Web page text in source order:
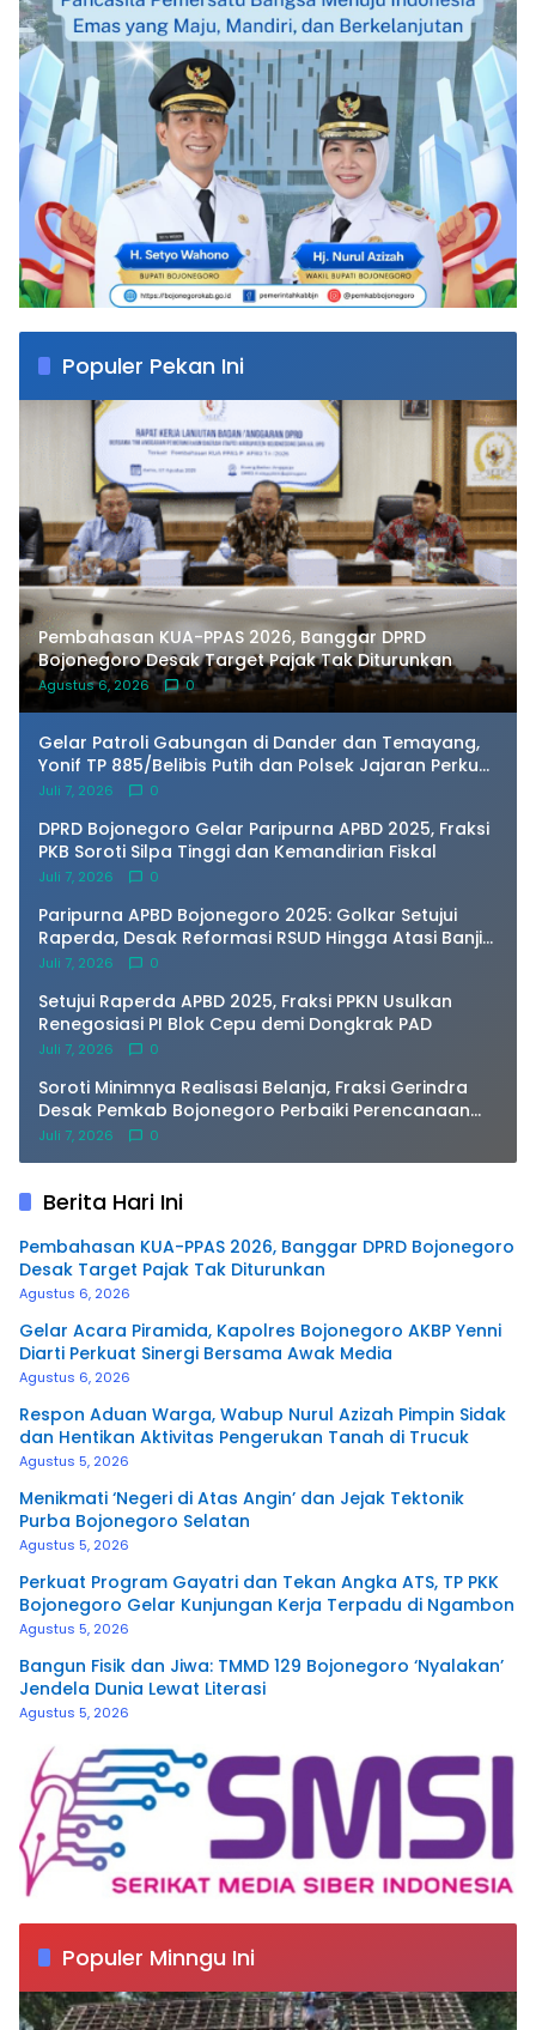
Populer Pekan Ini
Pembahasan KUA-PPAS 2026, Banggar DPRD
Bojonegoro Desak Target Pajak Tak Diturunkan
Agustus 6, 2026 0
Gelar Patroli Gabungan di Dander dan Temayang,
Yonif TP 885/Belibis Putih dan Polsek Jajaran Perkuat
Sinergi Kamtibmas
Juli 7, 2026 0
DPRD Bojonegoro Gelar Paripurna APBD 2025, Fraksi
PKB Soroti Silpa Tinggi dan Kemandirian Fiskal
Juli 7, 2026 0
Paripurna APBD Bojonegoro 2025: Golkar Setujui
Raperda, Desak Reformasi RSUD Hingga Atasi Banjir
Kota
Juli 7, 2026 0
Setujui Raperda APBD 2025, Fraksi PPKN Usulkan
Renegosiasi PI Blok Cepu demi Dongkrak PAD
Juli 7, 2026 0
Soroti Minimnya Realisasi Belanja, Fraksi Gerindra
Desak Pemkab Bojonegoro Perbaiki Perencanaan
Anggaran saat Paripurna
Juli 7, 2026 0
Berita Hari Ini
Pembahasan KUA-PPAS 2026, Banggar DPRD Bojonegoro
Desak Target Pajak Tak Diturunkan
Agustus 6, 2026
Gelar Acara Piramida, Kapolres Bojonegoro AKBP Yenni
Diarti Perkuat Sinergi Bersama Awak Media
Agustus 6, 2026
Respon Aduan Warga, Wabup Nurul Azizah Pimpin Sidak
dan Hentikan Aktivitas Pengerukan Tanah di Trucuk
Agustus 5, 2026
Menikmati ‘Negeri di Atas Angin’ dan Jejak Tektonik
Purba Bojonegoro Selatan
Agustus 5, 2026
Perkuat Program Gayatri dan Tekan Angka ATS, TP PKK
Bojonegoro Gelar Kunjungan Kerja Terpadu di Ngambon
Agustus 5, 2026
Bangun Fisik dan Jiwa: TMMD 129 Bojonegoro ‘Nyalakan’
Jendela Dunia Lewat Literasi
Agustus 5, 2026
Populer Minngu Ini